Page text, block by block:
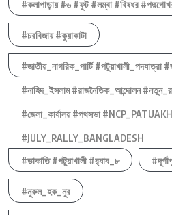
#কলাপাড়ায় #৬ #ফুট #লম্বা #বিষধর
#চরবিজায় #কুয়াকাটা
#জাতীয়_নাগরিক_পার্টি
#নাহিদ_ইসলাম #রাজনৈতিক_আন্দোলন
#জেলা_কার্যালয় #পথসভা
#JULY_RALLY_BANGLADESH
#ডাকাতি #পটুয়াখালী #র‍্যাব_৮
#নুরুল_হক_নুর